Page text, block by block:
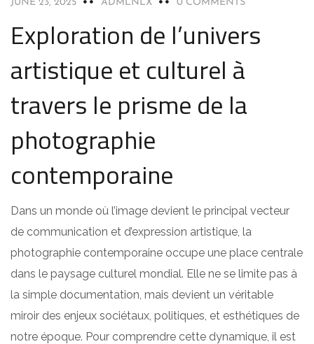
JUNE 23, 2025 ADMLNLX 0 COMMENTS
Exploration de l’univers
artistique et culturel à
travers le prisme de la
photographie
contemporaine
Dans un monde où l’image devient le principal vecteur
de communication et d’expression artistique, la
photographie contemporaine occupe une place centrale
dans le paysage culturel mondial. Elle ne se limite pas à
la simple documentation, mais devient un véritable
miroir des enjeux sociétaux, politiques, et esthétiques de
notre époque. Pour comprendre cette dynamique, il est